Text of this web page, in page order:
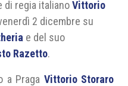
di regia italianoVittorio
2 dicembre su
e del suo
Razetto.
a Praga Vittorio Storaro